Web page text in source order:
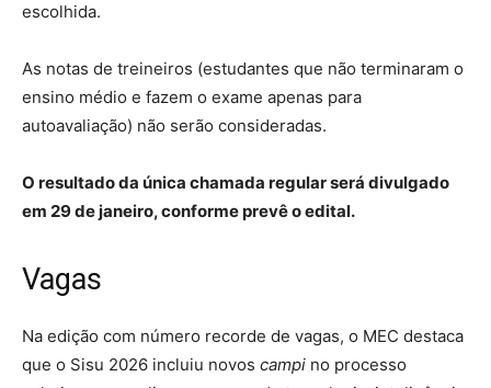
escolhida.
As notas de treineiros (estudantes que não terminaram o
ensino médio e fazem o exame apenas para
autoavaliação) não serão consideradas.
O resultado da única chamada regular será divulgado
em 29 de janeiro, conforme prevê o edital.
Vagas
Na edição com número recorde de vagas, o MEC destaca
que o Sisu 2026 incluiu novos campi no processo